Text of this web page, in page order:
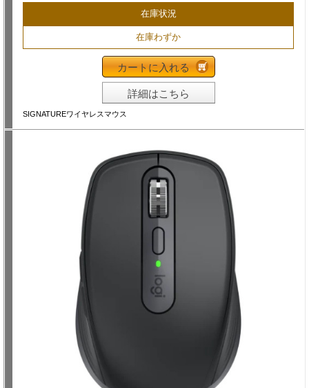
在庫状況
在庫わずか
カートに入れる
詳細はこちら
SIGNATUREワイヤレスマウス